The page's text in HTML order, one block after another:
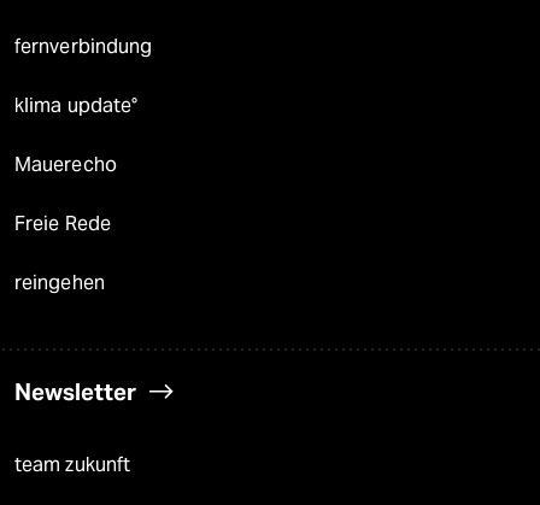
fernverbindung
klima update°
Mauerecho
Freie Rede
reingehen
Newsletter
team zukunft